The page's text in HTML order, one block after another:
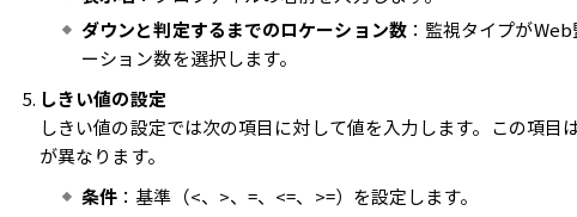
ダウンと判定するまでのロケーション数：監視タイプが
ーション数を選択します。
しきい値の設定
しきい値の設定では次の項目に対して値を入力します。この項目
が異なります。
条件 ：基準（<、>、=、<=、>=）を設定します。